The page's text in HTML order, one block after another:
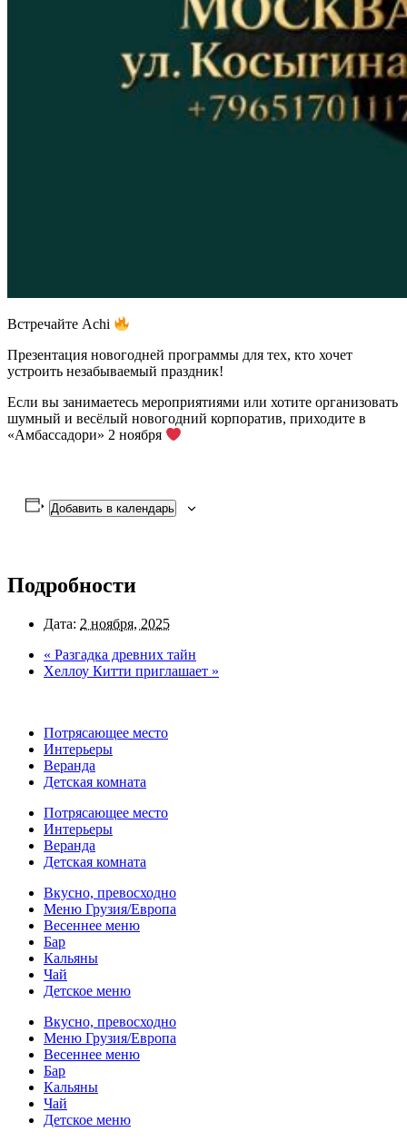
Встречайте Achi
Презентация новогодней программы для тех, кто хочет
устроить незабываемый праздник!
Если вы занимаетесь мероприятиями или хотите организовать
шумный и весёлый новогодний корпоратив, приходите в
«Амбассадори» 2 ноября
Добавить в календарь
Подробности
Дата: 2 ноября, 2025
« Разгадка древних тайн
Хеллоу Китти приглашает »
Потрясающее место
Интерьеры
Веранда
Детская комната
Потрясающее место
Интерьеры
Веранда
Детская комната
Вкусно, превосходно
Меню Грузия/Европа
Весеннее меню
Бар
Кальяны
Чай
Детское меню
Вкусно, превосходно
Меню Грузия/Европа
Весеннее меню
Бар
Кальяны
Чай
Детское меню